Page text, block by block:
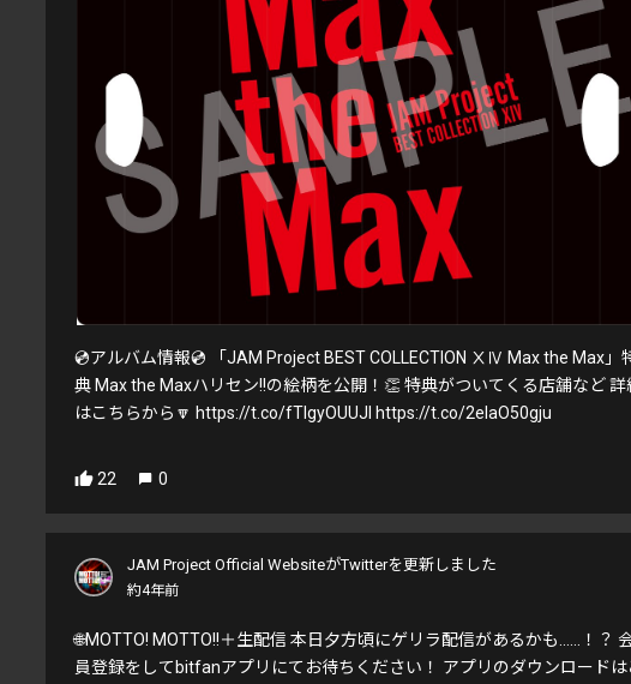
💿アルバム情報💿 「JAM Project BEST COLLECTION ⅩⅣ Max the Max」
典 Max the Maxハリセン!!の絵柄を公開！👏 特典がついてくる店舗など 詳
はこちらから🔽 https://t.co/fTIgyOUUJI https://t.co/2elaO50gju
22 0
JAM Project Official WebsiteがTwitterを更新しました
約4年前
🌐MOTTO! MOTTO!!＋生配信 本日夕方頃にゲリラ配信があるかも……！？
員登録をしてbitfanアプリにてお待ちください！ アプリのダウンロードは